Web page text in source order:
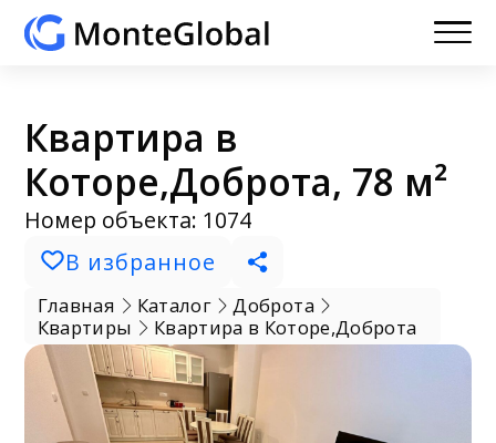
Квартира в
Которе,Доброта, 78 м²
Номер объекта: 1074
В избранное
Главная Каталог
Доброта
Квартиры
Квартира в Которе,Доброта